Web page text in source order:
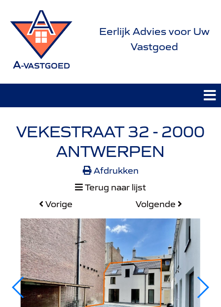
Eerlijk Advies voor Uw
Vastgoed
VEKESTRAAT 32 - 2000
ANTWERPEN
Afdrukken
Terug naar lijst
Vorige
Volgende